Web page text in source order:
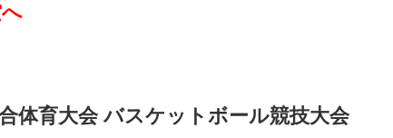
体育大会 バスケットボール競技大会